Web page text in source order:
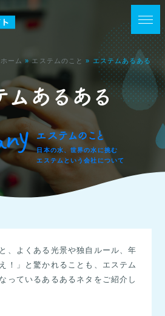
ホーム » エステムのこと » エステムあるある
ムあるある
エステムのこと
日本の水、世界の水に挑む
エステムという会社について
、よくある光景や独自ルール、年
！」と驚かれることも、エステム
っているあるあるネタをご紹介し